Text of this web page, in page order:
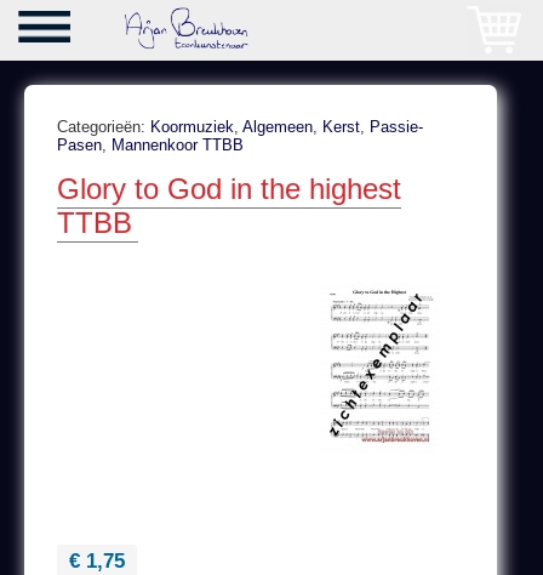
Categorieën: Koormuziek, Algemeen, Kerst, Passie-
Pasen, Mannenkoor TTBB
Glory to God in the highest
TTBB
€ 1,75